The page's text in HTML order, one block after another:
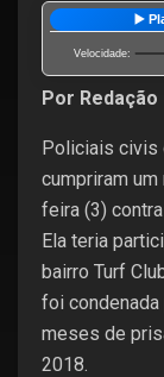
▶️
Velocidade:
Por Redação
Policiais civis
cumpriram
feira (3)
Ela teria
bairro Turf
foi
meses de
2018.